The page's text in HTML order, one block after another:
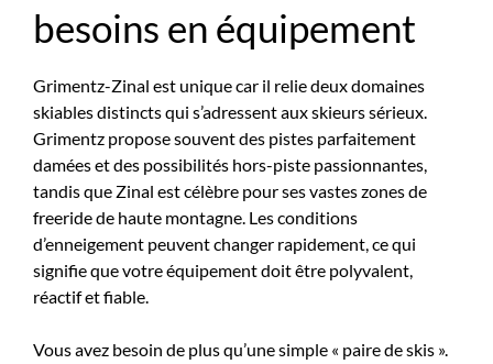
besoins en équipement
Grimentz-Zinal est unique car il relie deux domaines
skiables distincts qui s’adressent aux skieurs sérieux.
Grimentz propose souvent des pistes parfaitement
damées et des possibilités hors-piste passionnantes,
tandis que Zinal est célèbre pour ses vastes zones de
freeride de haute montagne. Les conditions
d’enneigement peuvent changer rapidement, ce qui
signifie que votre équipement doit être polyvalent,
réactif et fiable.
Vous avez besoin de plus qu’une simple « paire de skis ».